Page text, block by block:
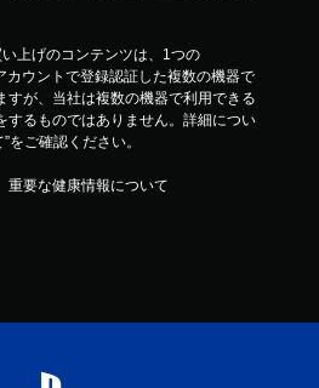
上げのコンテンツは、1つの
ウントで登録認証した複数の機器で
すが、当社は複数の機器で利用できる
するものではありません。詳細につい
をご確認ください。
重要な健康情報について